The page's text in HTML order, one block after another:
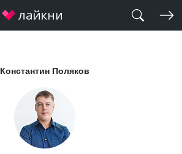
Константин Поляков